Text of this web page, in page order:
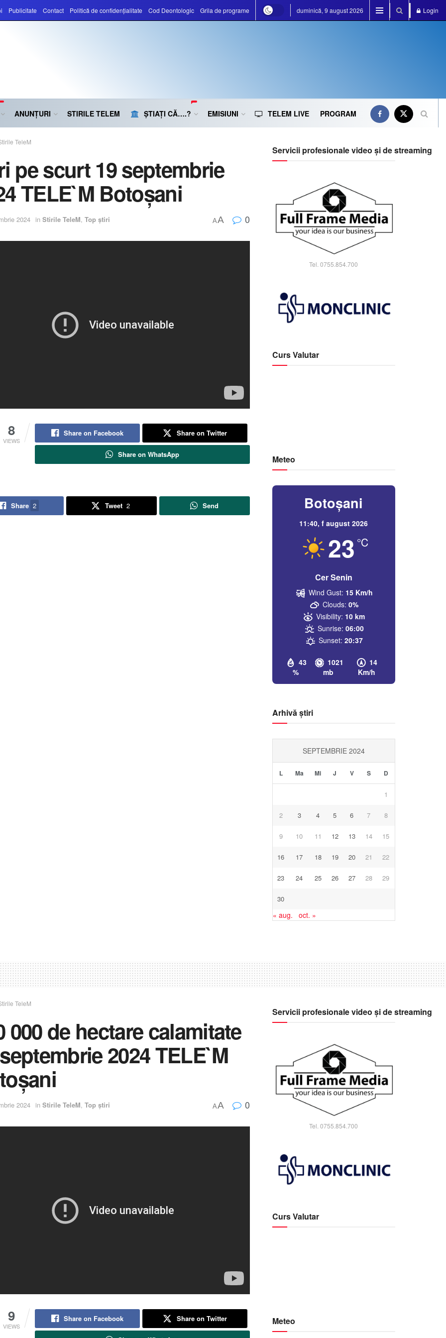
Publicitate Contact Politică de confidențialitate Cod Deontologic Grila de programe duminică, 9 august 2026 Login
ANUNȚURI STIRILE TELEM ȘTIAȚI CĂ….? EMISIUNI TELEM LIVE PROGRAM
TeleM
pe scurt 19 septembrie
TELE`M Botoșani
2024 in Stirile TeleM, Top știri AA 0
8
VIEWS
Share on Facebook Share on Twitter
Share on WhatsApp
Share 2 Tweet 2 Send
Servicii profesionale video și de streaming
Tel. 0755.854.700
Curs Valutar
Meteo
Botoșani
11:40,f august 2026
23 °C
Cer Senin
43
%
1021
mb
14
Km/h
Wind Gust: 15 Km/h
Clouds: 0%
Visibility: 10 km
Sunrise: 06:00
Sunset: 20:37
Arhivă știri
SEPTEMBRIE 2024
L Ma Mi J V S D
1
2 3 4 5 6 7 8
9 10 11 12 13 14 15
16 17 18 19 20 21 22
23 24 25 26 27 28 29
30
« aug. oct. »
TeleM
000 de hectare calamitate
2024 TELE`M
2024 in Stirile TeleM, Top știri AA 0
9
VIEWS
Share on Facebook Share on Twitter
Servicii profesionale video și de streaming
Tel. 0755.854.700
Curs Valutar
Meteo